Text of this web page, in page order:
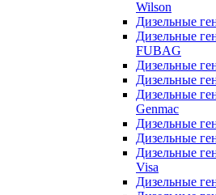
Wilson
Дизельные
Дизельные
FUBAG
Дизельные
Дизельные
Дизельные
Genmac
Дизельные
Дизельные
Дизельные
Visa
Дизельные